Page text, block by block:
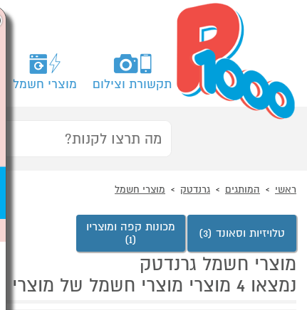
תקשורת וצילום מוצרי חשמל
ראשי המותגים גרנדטק מוצרי חשמל
טלויזיות וסאונד (3)
מכונות קפה ומוצריו
(1)
מוצרי חשמל גרנדטק
נמצאו 4 מוצרי מוצרי חשמל של מוצרי גרנדטק